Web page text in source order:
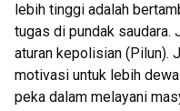
lebih tinggi adalah
tugas di pundak saudara.
aturan kepolisian (Pilun).
motivasi untuk lebih
peka dalam melayani